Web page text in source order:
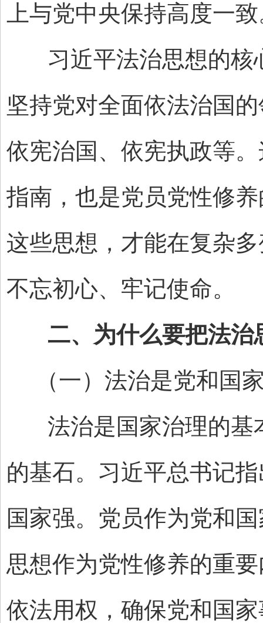
上与党中央保持高度一
习近平法治思想的核
坚持党对全面依法治国
依宪治国、依宪执政等
指南，也是党员党性修
这些思想，才能在复杂
不忘初心、牢记使命。
二、为什么要把法治
（一）法治是党和国
法治是国家治理的基
的基石。习近平总书记
国家强。党员作为党和
思想作为党性修养的重
依法用权，确保党和国